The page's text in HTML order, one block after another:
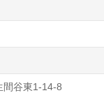
間谷東1-14-8